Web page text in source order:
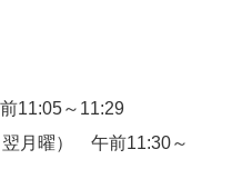
11:05～11:29
翌月曜） 午前11:30～